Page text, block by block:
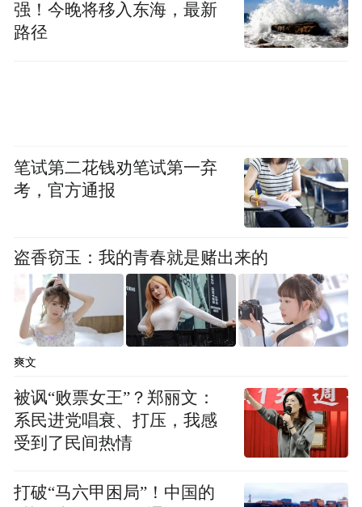
强！今晚将移入东海，最新
路径
笔试第二花钱劝笔试第一弃
考，官方通报
盗香窃玉：我的青春就是赌出来的
爽文
被讽“败票女王”？郑丽文：
系民进党唱衰、打压，我感
受到了民间热情
打破“马六甲困局”！中国的